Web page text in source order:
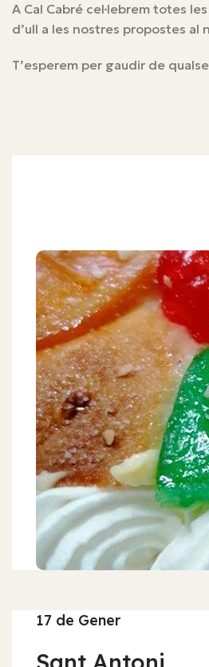
A Cal Cabré cel·lebrem totes
d’ull a les nostres propostes al
T’esperem per gaudir de
17 de Gener